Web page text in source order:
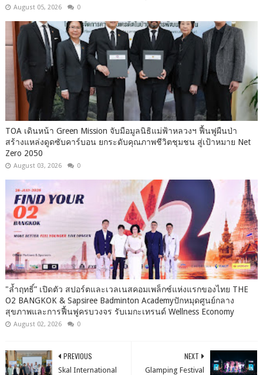
August 05, 2026 0
TOA เดินหน้า Green Mission จับมือมูลนิธิแม่ฟ้าหลวงฯ ฟื้นฟูผืนป่า
สร้างแหล่งดูดซับคาร์บอน ยกระดับคุณภาพชีวิตชุมชน สู่เป้าหมาย Net
Zero 2050
August 03, 2026 0
"ล้ำฤทธิ์” เปิดตัว สปอร์ตและเวลเนสคอมเพล็กซ์แห่งแรกของไทย THE
O2 BANGKOK & Sapsiree Badminton Academyปักหมุดศูนย์กลาง
สุขภาพและการฟื้นฟูครบวงจร รับเมกะเทรนด์ Wellness Economy
August 02, 2026 0
NEXT
Glamping Festival
PREVIOUS
Skal International